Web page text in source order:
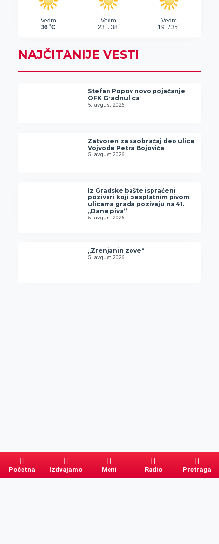
NAJČITANIJE VESTI
Stefan Popov novo pojačanje
OFK Gradnulica
5. avgust 2026.
Zatvoren za saobraćaj deo ulice
Vojvode Petra Bojovića
5. avgust 2026.
Iz Gradske bašte ispraćeni
pozivari koji besplatnim pivom
ulicama grada pozivaju na 41.
„Dane piva“
5. avgust 2026.
„Zrenjanin zove“
5. avgust 2026.
Početna Izdvajamo Meni Radio Pretraga